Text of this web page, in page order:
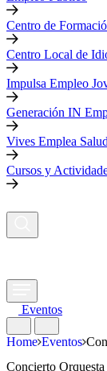
Centro de
Centro Local de
Impulsa Empleo
Generación IN
Vives Emplea
Cursos y
Eventos
Home Eventos
Concierto